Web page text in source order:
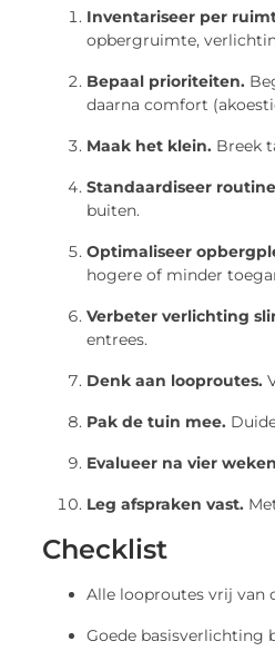
Inventariseer per
opbergruimte,
Bepaal prioriteiten.
daarna comfort
Maak het klein. Breek
Standaardiseer
buiten.
Optimaliseer
hogere of minder
Verbeter verlichting
entrees.
Denk aan looproutes.
Pak de tuin mee.
Evalueer na vier
Leg afspraken vast.
Checklist
Alle looproutes vrij van
Goede basisverlichting